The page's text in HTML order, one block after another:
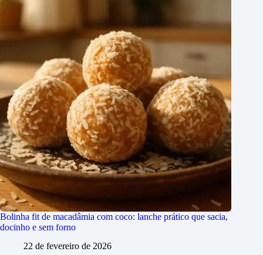
Bolinha fit de macadâmia com coco: lanche prático que sacia,
docinho e sem forno
22 de fevereiro de 2026